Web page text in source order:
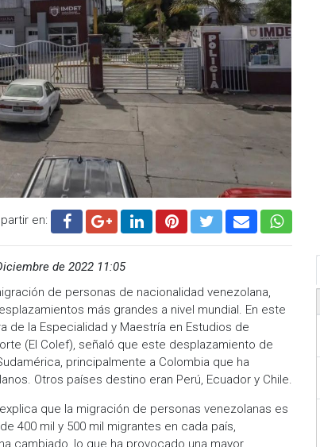
en:
de 2022 11:05
de personas de nacionalidad venezolana,
más grandes a nivel mundial. En este
de la Especialidad y Maestría en Estudios de
(El Colef), señaló que este desplazamiento de
principalmente a Colombia que ha
Otros países destino eran Perú, Ecuador y Chile.
que la migración de personas venezolanas es
400 mil y 500 mil migrantes en cada país,
cambiado, lo que ha provocado una mayor